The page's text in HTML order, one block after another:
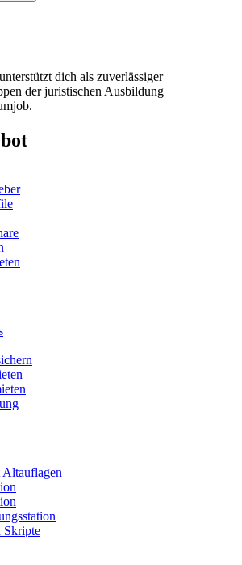
dich als zuverlässiger
der juristischen Ausbildung
Altauflagen
Skripte